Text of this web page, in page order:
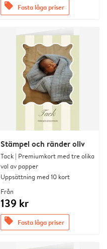
offers Fasta låga priser
Stämpel och ränder oliv
Tack | Premiumkort med tre olika
val av papper
Uppsättning med 10 kort
Från
139 kr
offers Fasta låga priser